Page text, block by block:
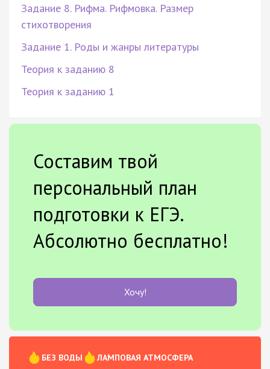
Задание 8. Рифма. Рифмовка. Размер
стихотворения
Задание 1. Роды и жанры литературы
Теория к заданию 8
Теория к заданию 1
Составим твой
персональный план
подготовки к ЕГЭ.
Абсолютно бесплатно!
Хочу!
БЕЗ ВОДЫ
ЛАМПОВАЯ АТМОСФЕРА